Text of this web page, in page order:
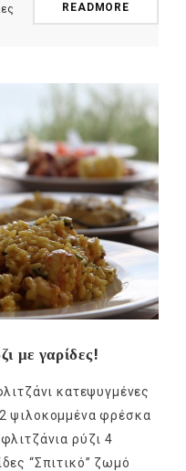
READMORE
με γαρίδες!
κατεψυγμένες
ψιλοκομμένα φρέσκα
ρύζι 4
“Σπιτικό” ζωμό